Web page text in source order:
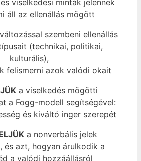
viselkedési minták jelennek
áll az ellenállás mögött
szembeni ellenállás
(technikai, politikai,
kulturális),
felismerni azok valódi okait
a viselkedés mögötti
a Fogg-modell segítségével:
és kiváltó inger szerepét
a nonverbális jelek
és azt, hogyan árulkodik a
a valódi hozzáállásról